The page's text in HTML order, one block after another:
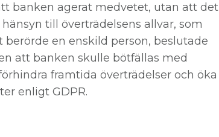
banken agerat medvetet, utan att det
till överträdelsens allvar, som
en enskild person, beslutade
att banken skulle bötfällas med
framtida överträdelser och öka
enligt GDPR.